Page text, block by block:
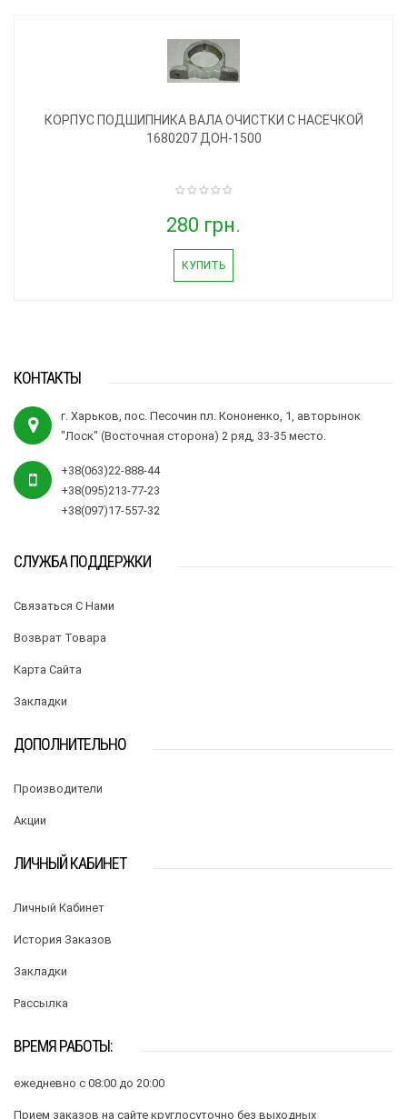
КОРПУС ПОДШИПНИКА ВАЛА ОЧИСТКИ С НАСЕЧКОЙ
1680207 ДОН-1500
280 грн.
КУПИТЬ
КОНТАКТЫ
г. Харьков, пос. Песочин пл. Кононенко, 1, авторынок
"Лоск" (Восточная сторона) 2 ряд, 33-35 место.
+38(063)22-888-44
+38(095)213-77-23
+38(097)17-557-32
СЛУЖБА ПОДДЕРЖКИ
Связаться С Нами
Возврат Товара
Карта Сайта
Закладки
ДОПОЛНИТЕЛЬНО
Производители
Акции
ЛИЧНЫЙ КАБИНЕТ
Личный Кабинет
История Заказов
Закладки
Рассылка
ВРЕМЯ РАБОТЫ:
ежедневно с 08:00 до 20:00
Прием заказов на сайте круглосуточно без выходных